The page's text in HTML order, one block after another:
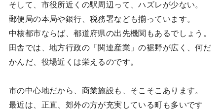
そして、市役所近くの駅周辺って、ハズレが少ない。
郵便局の本局や銀行、税務署なども揃っています。
中核都市ならば、都道府県の出先機関もあるでしょう。
田舎では、地方行政の「関連産業」の裾野が広く、何だ
かんだ、役場近くは栄えるのです。
市の中心地だから、商業施設も、そこそこあります。
最近は、正直、郊外の方が充実している町も多いです